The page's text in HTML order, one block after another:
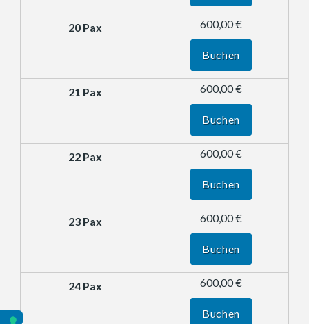
600,00 €
Buchen
600,00 €
Buchen
600,00 €
Buchen
600,00 €
Buchen
600,00 €
Buchen